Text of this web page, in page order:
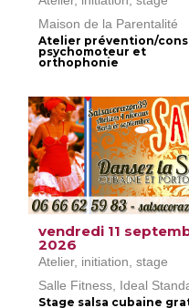
Maison de la Parentalité
Atelier prévention/
psychomoteur et
orthophonie
vendredi 11
2026
Atelier, initiation, stage
Salle Fitness, Ideal
Stage salsa cubaine